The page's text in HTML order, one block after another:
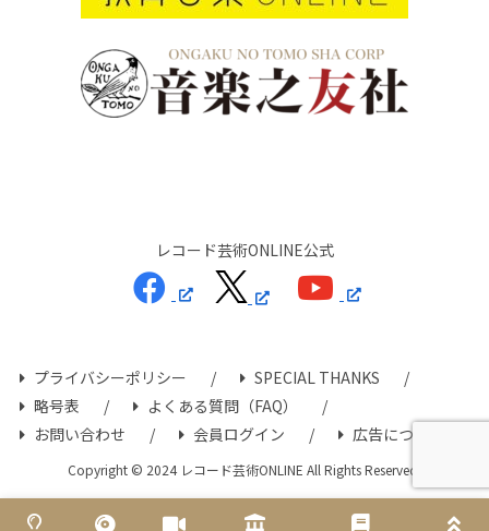
レコード芸術ONLINE公式
プライバシーポリシー
SPECIAL THANKS
略号表
よくある質問（FAQ）
お問い合わせ
会員ログイン 広告について
Copyright © 2024 レコード芸術ONLINE All Rights Reserved.